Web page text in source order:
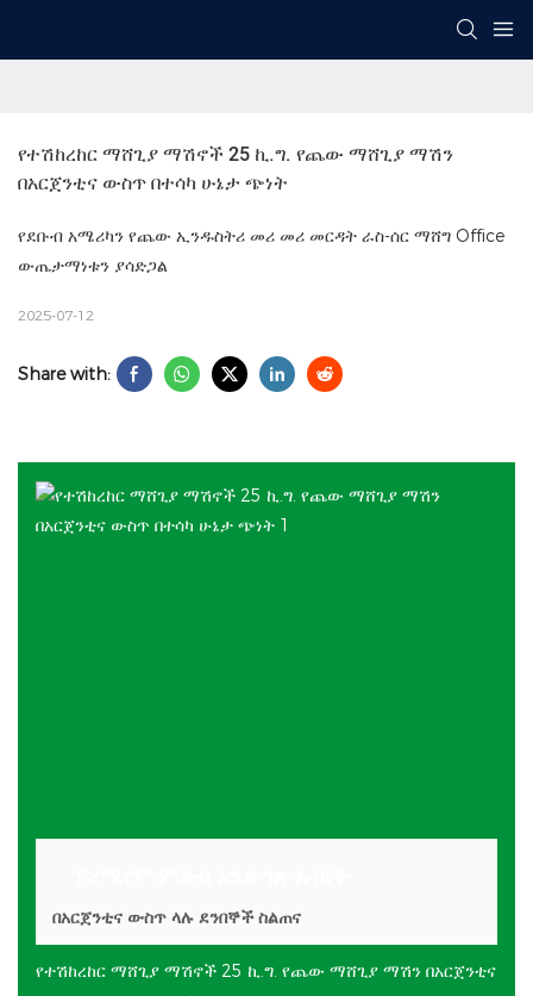
የተሽከረከር ማሸጊያ ማሽኖች 25 ኪ.ግ. የጨው ማሸጊያ ማሽን
በአርጀንቲና ውስጥ በተሳካ ሁኔታ ጭነት
የደቡብ አሜሪካን የጨው ኢንዱስትሪ መሪ መሪ መርዳት ራስ-ሰር ማሸግ Office
ውጤታማነቱን ያሳድጋል
2025-07-12
Share with:
በአርጀንቲና ውስጥ ላሉ ደንበኞች ስልጠና
የተሽከረከር ማሸጊያ ማሽኖች 25 ኪ.ግ. የጨው ማሸጊያ ማሽን በአርጀንቲና